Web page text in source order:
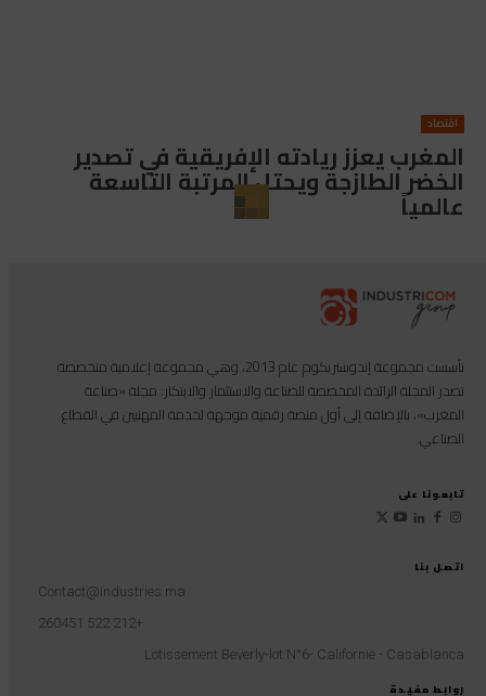
اقتصاد
المغرب يعزز ريادته الإفريقية في تصدير
الخضر الطازجة ويحتل المرتبة التاسعة
عالمياً
روابط مفيدة
اتصل بنا
Contact@industries.ma
+212 522 260451
Lotissement Beverly-lot N°6- Californie - Casablanca
تأسست مجموعة إندوستريكوم عام 2013، وهي مجموعة إعلامية متخصصة
تصدر المجلة الرائدة المخصصة للصناعة والاستثمار والابتكار: مجلة «صناعة
المغرب»، بالإضافة إلى أول منصة رقمية موجهة لخدمة المهنيين في القطاع
الصناعي.
تابعونا على